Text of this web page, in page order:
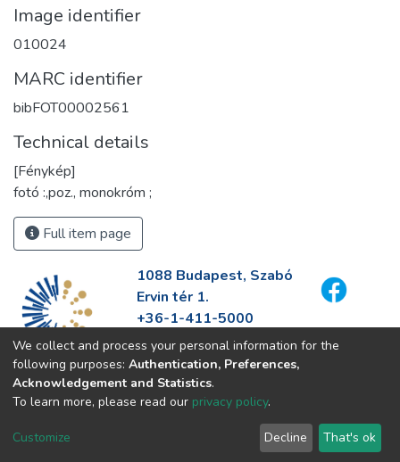
Image identifier
010024
MARC identifier
bibFOT00002561
Technical details
[Fénykép]
fotó :,poz., monokróm ;
Full item page
1088 Budapest, Szabó
Ervin tér 1.
+36-1-411-5000
info@fszek.hu
https://fszek.hu
We collect and process your personal information for the
following purposes: Authentication, Preferences,
Acknowledgement and Statistics.
To learn more, please read our privacy policy.
Customize Decline That's ok